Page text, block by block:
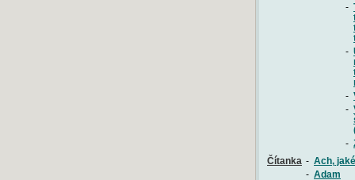
-
-
-
-
-
Čítanka - Ach,
- Adam